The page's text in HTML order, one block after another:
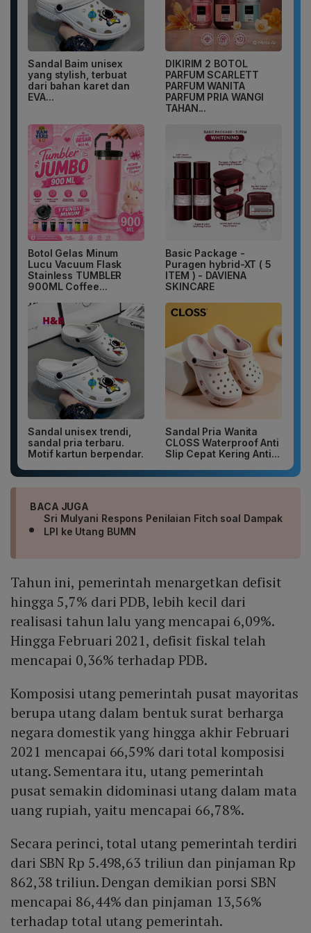
Sandal Baim unisex
yang stylish, terbuat
dari bahan karet dan
EVA...
DIKIRIM 2 BOTOL
PARFUM SCARLETT
PARFUM WANITA
PARFUM PRIA WANGI
TAHAN...
Botol Gelas Minum
Lucu Vacuum Flask
Stainless TUMBLER
900ML Coffee...
Basic Package -
Puragen hybrid-XT ( 5
ITEM ) - DAVIENA
SKINCARE
Sandal unisex trendi,
sandal pria terbaru.
Motif kartun berpendar.
Sandal Pria Wanita
CLOSS Waterproof Anti
Slip Cepat Kering Anti...
BACA JUGA
Sri Mulyani Respons Penilaian Fitch soal Dampak
LPI ke Utang BUMN
Tahun ini, pemerintah menargetkan defisit
hingga 5,7% dari PDB, lebih kecil dari
realisasi tahun lalu yang mencapai 6,09%.
Hingga Februari 2021, defisit fiskal telah
mencapai 0,36% terhadap PDB.
Komposisi utang pemerintah pusat mayoritas
berupa utang dalam bentuk surat berharga
negara domestik yang hingga akhir Februari
2021 mencapai 66,59% dari total komposisi
utang. Sementara itu, utang pemerintah
pusat semakin didominasi utang dalam mata
uang rupiah, yaitu mencapai 66,78%.
Secara perinci, total utang pemerintah terdiri
dari SBN Rp 5.498,63 triliun dan pinjaman Rp
862,38 triliun. Dengan demikian porsi SBN
mencapai 86,44% dan pinjaman 13,56%
terhadap total utang pemerintah.